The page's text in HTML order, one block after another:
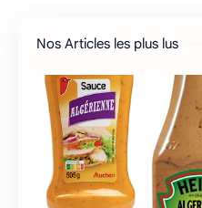
Nos Articles les plus lus